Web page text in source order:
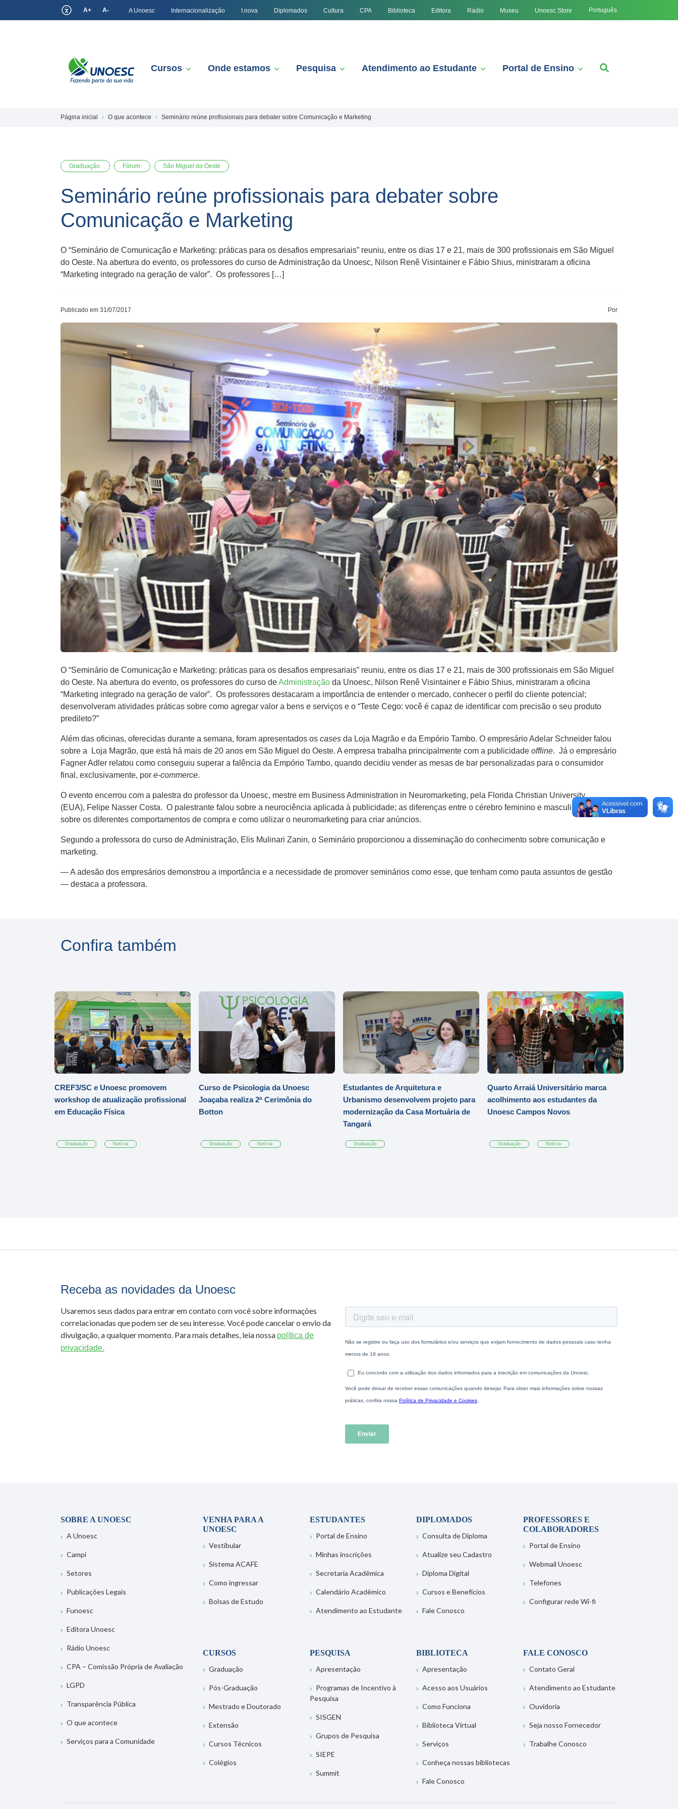
A+ A- A Unoesc Internacionalização I.nova Diplomados Cultura CPA Biblioteca Editora Rádio Museu Unoesc Store Português
Cursos Onde estamos Pesquisa Atendimento ao Estudante Portal de Ensino
Página inicial O que acontece Seminário reúne profissionais para debater sobre Comunicação e Marketing
Graduação Fórum São Miguel do Oeste
Seminário reúne profissionais para debater sobre
Comunicação e Marketing
O “Seminário de Comunicação e Marketing: práticas para os desafios empresariais” reuniu, entre os dias 17 e 21, mais de 300 profissionais em São Miguel
do Oeste. Na abertura do evento, os professores do curso de Administração da Unoesc, Nilson Renê Visintainer e Fábio Shius, ministraram a oficina
“Marketing integrado na geração de valor”. Os professores […]
Publicado em 31/07/2017 Por
O “Seminário de Comunicação e Marketing: práticas para os desafios empresariais” reuniu, entre os dias 17 e 21, mais de 300 profissionais em São Miguel
do Oeste. Na abertura do evento, os professores do curso deAdministração da Unoesc, Nilson Renê Visintainer e Fábio Shius, ministraram a oficina
“Marketing integrado na geração de valor”. Os professores destacaram a importância de entender o mercado, conhecer o perfil do cliente potencial;
desenvolveram atividades práticas sobre como agregar valor a bens e serviços e o “Teste Cego: você é capaz de identificar com precisão o seu produto
predileto?”
Além das oficinas, oferecidas durante a semana, foram apresentados os cases da Loja Magrão e da Empório Tambo. O empresário Adelar Schneider falou
sobre a Loja Magrão, que está há mais de 20 anos em São Miguel do Oeste. A empresa trabalha principalmente com a publicidade offline. Já o empresário
Fagner Adler relatou como conseguiu superar a falência da Empório Tambo, quando decidiu vender as mesas de bar personalizadas para o consumidor
final, exclusivamente, por e-commerce.
O evento encerrou com a palestra do professor da Unoesc, mestre em Business Administration in Neuromarketing, pela Florida Christian University
(EUA), Felipe Nasser Costa. O palestrante falou sobre a neurociência aplicada à publicidade; as diferenças entre o cérebro feminino e masculino; abordou
sobre os diferentes comportamentos de compra e como utilizar o neuromarketing para criar anúncios.
Segundo a professora do curso de Administração, Elis Mulinari Zanin, o Seminário proporcionou a disseminação do conhecimento sobre comunicação e
marketing.
— A adesão dos empresários demonstrou a importância e a necessidade de promover seminários como esse, que tenham como pauta assuntos de gestão
— destaca a professora.
Confira também
CREF3/SC e Unoesc promovem
workshop de atualização profissional
em Educação Física
Graduação Notícia
Curso de Psicologia da Unoesc
Joaçaba realiza 2ª Cerimônia do
Botton
Graduação Notícia
Estudantes de Arquitetura e
Urbanismo desenvolvem projeto para
modernização da Casa Mortuária de
Tangará
Graduação
Quarto Arraiá Universitário marca
acolhimento aos estudantes da
Unoesc Campos Novos
Graduação Notícia
Receba as novidades da Unoesc
Usaremos seus dados para entrar em contato com você sobre informações
correlacionadas que podem ser de seu interesse. Você pode cancelar o envio da
divulgação, a qualquer momento. Para mais detalhes, leia nossa política de
privacidade.
SOBRE A UNOESC
A Unoesc
Campi
Setores
Publicações Legais
Funoesc
Editora Unoesc
Rádio Unoesc
CPA – Comissão Própria de Avaliação
LGPD
Transparência Pública
O que acontece
Serviços para a Comunidade
VENHA PARA A
UNOESC
Vestibular
Sistema ACAFE
Como ingressar
Bolsas de Estudo
ESTUDANTES
Portal de Ensino
Minhas inscrições
Secretaria Acadêmica
Calendário Acadêmico
Atendimento ao Estudante
DIPLOMADOS
Consulta de Diploma
Atualize seu Cadastro
Diploma Digital
Cursos e Benefícios
Fale Conosco
PROFESSORES E
COLABORADORES
Portal de Ensino
Webmail Unoesc
Telefones
Configurar rede Wi-fi
CURSOS
Graduação
Pós-Graduação
Mestrado e Doutorado
Extensão
Cursos Técnicos
Colégios
PESQUISA
Apresentação
Programas de Incentivo à
Pesquisa
SISGEN
Grupos de Pesquisa
SIEPE
Summit
BIBLIOTECA
Apresentação
Acesso aos Usuários
Como Funciona
Biblioteca Virtual
Serviços
Conheça nossas bibliotecas
Fale Conosco
FALE CONOSCO
Contato Geral
Atendimento ao Estudante
Ouvidoria
Seja nosso Fornecedor
Trabalhe Conosco